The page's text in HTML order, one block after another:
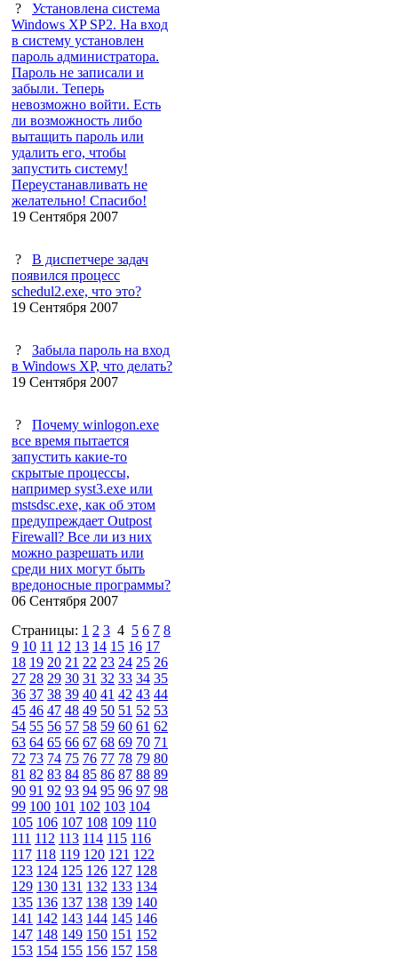
?
Установлена система
Windows XP SP2. На вход
в систему установлен
пароль администратора.
Пароль не записали и
забыли. Теперь
невозможно войти. Есть
ли возможность либо
вытащить пароль или
удалить его, чтобы
запустить систему!
Переустанавливать не
желательно! Спасибо!
19 Сентября 2007
?
В диспетчере задач
появился процесс
schedul2.exe, что это?
19 Сентября 2007
?
Забыла пароль на вход
в Windows XP, что делать?
19 Сентября 2007
?
Почему winlogon.exe
все время пытается
запустить какие-то
скрытые процессы,
например syst3.exe или
mstsdsc.exe, как об этом
предупреждает Outpost
Firewall? Все ли из них
можно разрешать или
среди них могут быть
вредоносные программы?
06 Сентября 2007
Страницы: 1 2 3 4 5 6 7 8
9 10 11 12 13 14 15 16 17
18 19 20 21 22 23 24 25 26
27 28 29 30 31 32 33 34 35
36 37 38 39 40 41 42 43 44
45 46 47 48 49 50 51 52 53
54 55 56 57 58 59 60 61 62
63 64 65 66 67 68 69 70 71
72 73 74 75 76 77 78 79 80
81 82 83 84 85 86 87 88 89
90 91 92 93 94 95 96 97 98
99 100 101 102 103 104
105 106 107 108 109 110
111 112 113 114 115 116
117 118 119 120 121 122
123 124 125 126 127 128
129 130 131 132 133 134
135 136 137 138 139 140
141 142 143 144 145 146
147 148 149 150 151 152
153 154 155 156 157 158